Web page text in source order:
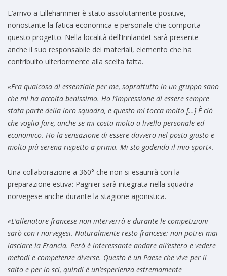
L’arrivo a Lillehammer è stato assolutamente positive,
nonostante la fatica economica e personale che comporta
questo progetto. Nella località dell’Innlandet sarà presente
anche il suo responsabile dei materiali, elemento che ha
contribuito ulteriormente alla scelta fatta.
«Era qualcosa di essenziale per me, soprattutto in un gruppo sano
che mi ha accolta benissimo. Ho l’impressione di essere sempre
stata parte della loro squadra, e questo mi tocca molto […] È ciò
che voglio fare, anche se mi costa molto a livello personale ed
economico. Ho la sensazione di essere davvero nel posto giusto e
molto più serena rispetto a prima. Mi sto godendo il mio sport».
Una collaborazione a 360° che non si esaurirà con la
preparazione estiva: Pagnier sarà integrata nella squadra
norvegese anche durante la stagione agonistica.
«L’allenatore francese non interverrà e durante le competizioni
sarò con i norvegesi. Naturalmente resto francese: non potrei mai
lasciare la Francia. Però è interessante andare all’estero e vedere
metodi e competenze diverse. Questo è un Paese che vive per il
salto e per lo sci, quindi è un’esperienza estremamente